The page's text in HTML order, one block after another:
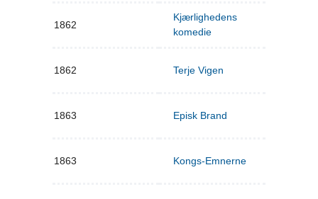
1862
Kjærlighedens
komedie
1862 Terje Vigen
1863 Episk Brand
1863 Kongs-Emnerne